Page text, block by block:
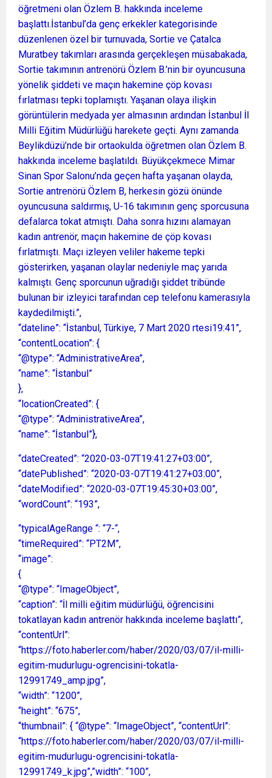
öğretmeni olan Özlem B. hakkında inceleme
başlattı.İstanbul’da genç erkekler kategorisinde
düzenlenen özel bir turnuvada, Sortie ve Çatalca
Muratbey takımları arasında gerçekleşen müsabakada,
Sortie takımının antrenörü Özlem B.’nin bir oyuncusuna
yönelik şiddeti ve maçın hakemine çöp kovası
fırlatması tepki toplamıştı. Yaşanan olaya ilişkin
görüntülerin medyada yer almasının ardından İstanbul İl
Milli Eğitim Müdürlüğü harekete geçti. Aynı zamanda
Beylikdüzü’nde bir ortaokulda öğretmen olan Özlem B.
hakkında inceleme başlatıldı. Büyükçekmece Mimar
Sinan Spor Salonu’nda geçen hafta yaşanan olayda,
Sortie antrenörü Özlem B, herkesin gözü önünde
oyuncusuna saldırmış, U-16 takımının genç sporcusuna
defalarca tokat atmıştı. Daha sonra hızını alamayan
kadın antrenör, maçın hakemine de çöp kovası
fırlatmıştı. Maçı izleyen veliler hakeme tepki
gösterirken, yaşanan olaylar nedeniyle maç yarıda
kalmıştı. Genç sporcunun uğradığı şiddet tribünde
bulunan bir izleyici tarafından cep telefonu kamerasıyla
kaydedilmişti.”,
“dateline”: “İstanbul, Türkiye, 7 Mart 2020 rtesi19:41”,
“contentLocation”: {
“@type”: “AdministrativeArea”,
“name”: “İstanbul”
},
“locationCreated”: {
“@type”: “AdministrativeArea”,
“name”: “İstanbul”},
“dateCreated”: “2020-03-07T19:41:27+03:00”,
“datePublished”: “2020-03-07T19:41:27+03:00”,
“dateModified”: “2020-03-07T19:45:30+03:00”,
“wordCount”: “193”,
“typicalAgeRange “: “7-“,
“timeRequired”: “PT2M”,
“image”:
{
“@type”: “ImageObject”,
“caption”: “İl milli eğitim müdürlüğü, öğrencisini
tokatlayan kadın antrenör hakkında inceleme başlattı”,
“contentUrl”:
“https://foto.haberler.com/haber/2020/03/07/il-milli-
egitim-mudurlugu-ogrencisini-tokatla-
12991749_amp.jpg”,
“width”: “1200”,
“height”: “675”,
“thumbnail”: { “@type”: “ImageObject”, “contentUrl”:
“https://foto.haberler.com/haber/2020/03/07/il-milli-
egitim-mudurlugu-ogrencisini-tokatla-
12991749_k.jpg”,”width”: “100”,